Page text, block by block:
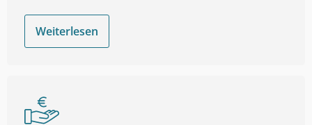
Weiterlesen